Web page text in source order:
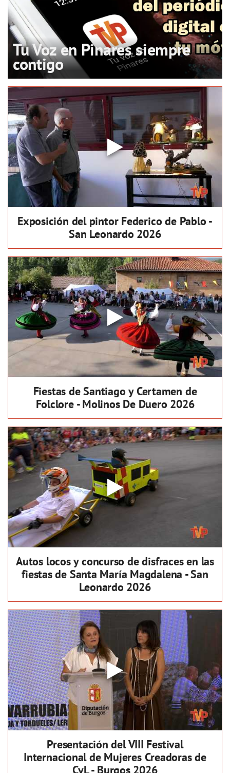
Tu Voz en Pinares siempre
contigo
Exposición del pintor Federico de Pablo -
San Leonardo 2026
Fiestas de Santiago y Certamen de
Folclore - Molinos De Duero 2026
Autos locos y concurso de disfraces en las
fiestas de Santa María Magdalena - San
Leonardo 2026
Presentación del VIII Festival
Internacional de Mujeres Creadoras de
CyL - Burgos 2026